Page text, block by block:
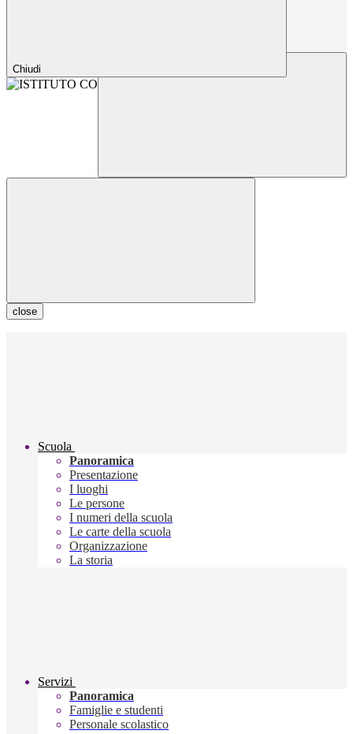
Chiudi
close
Scuola
Panoramica
Presentazione
I luoghi
Le persone
I numeri della scuola
Le carte della scuola
Organizzazione
La storia
Servizi
Panoramica
Famiglie e studenti
Personale scolastico